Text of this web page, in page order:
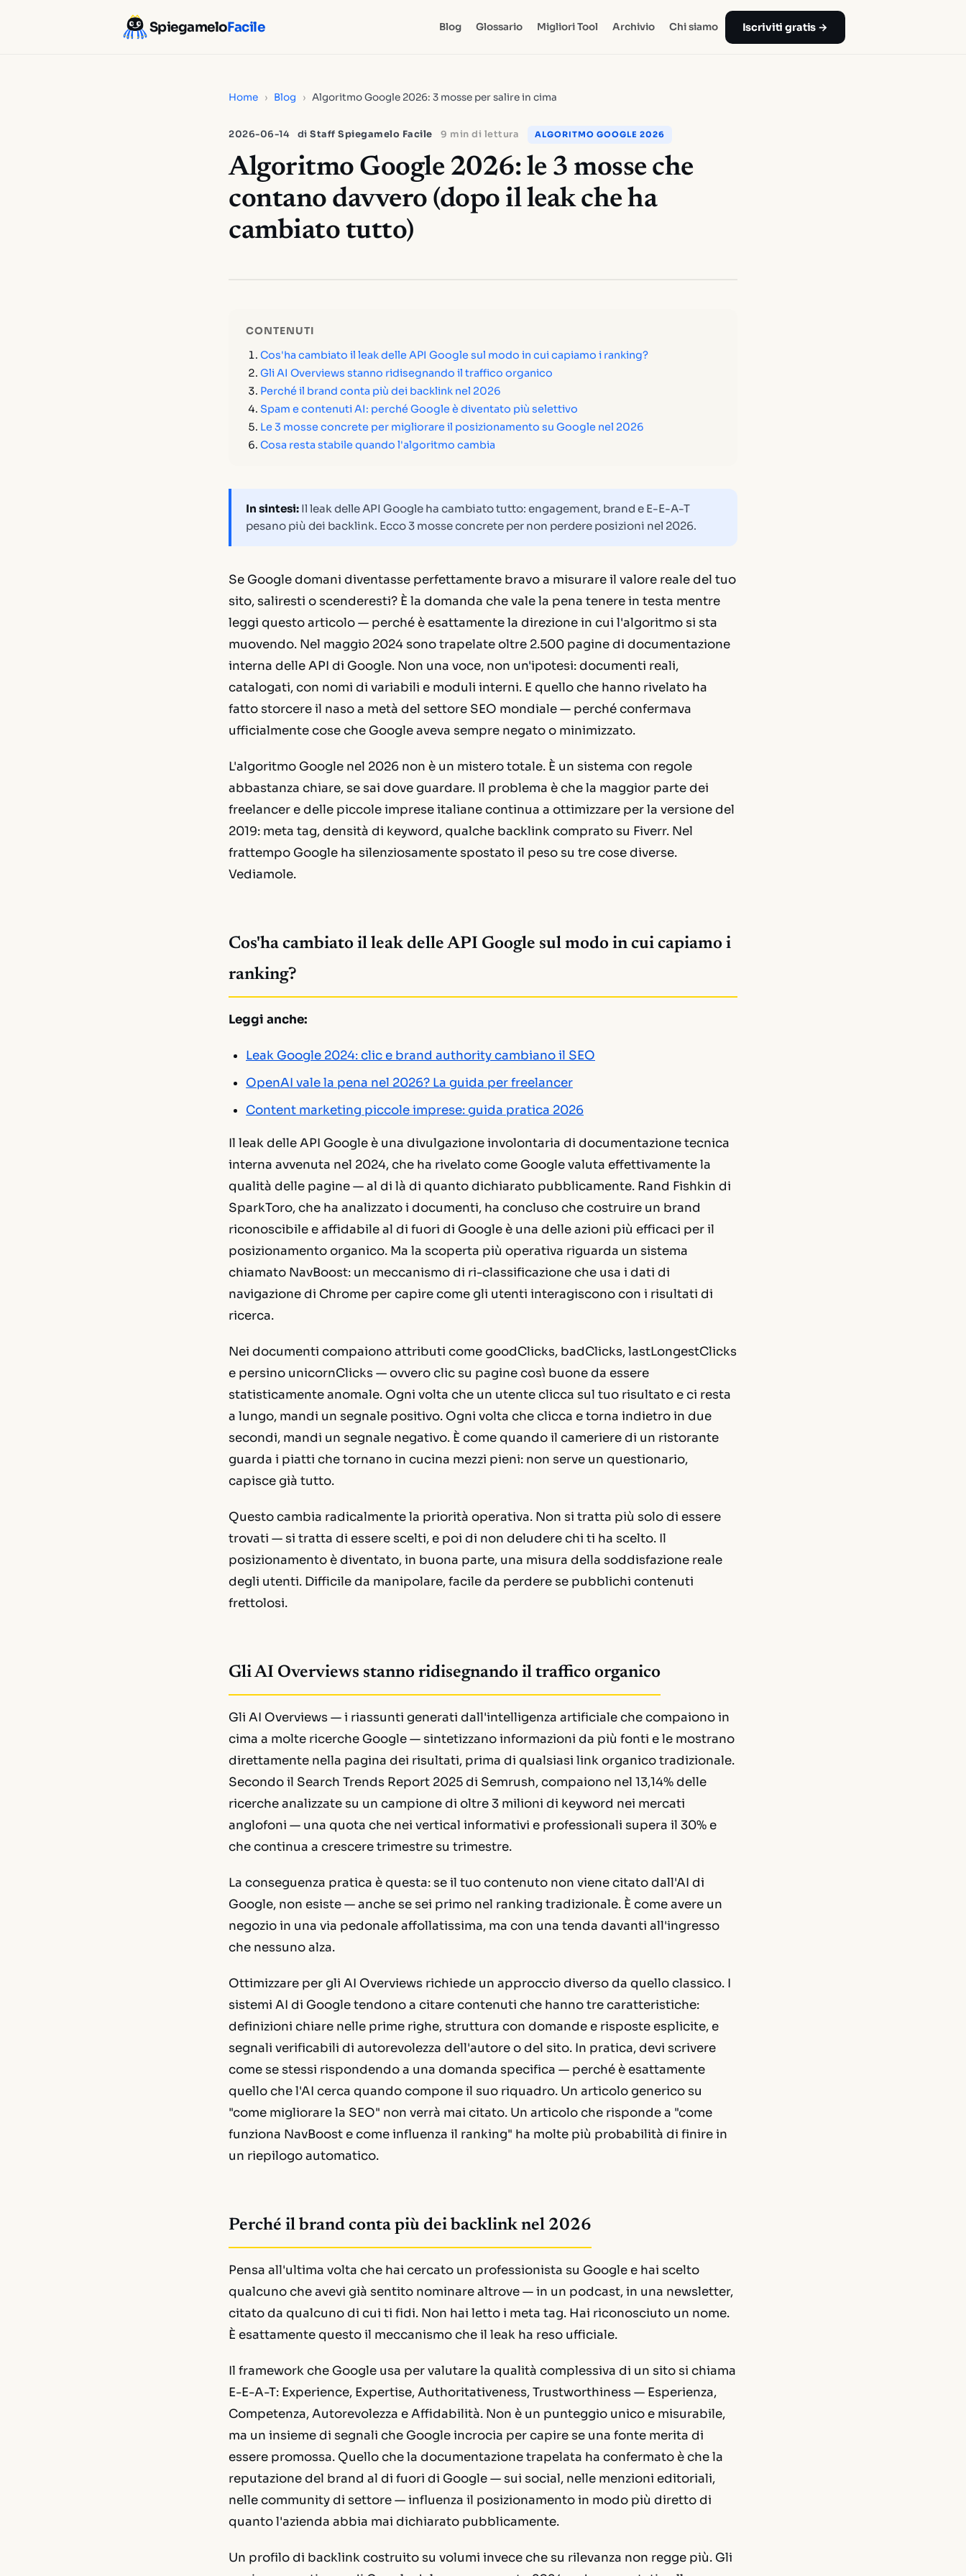
SpiegameloFacile Blog Glossario Migliori Tool Archivio Chi siamo Iscriviti gratis →
Home › Blog › Algoritmo Google 2026: 3 mosse per salire in cima
2026-06-14 di Staff Spiegamelo Facile 9 min di lettura ALGORITMO GOOGLE 2026
Algoritmo Google 2026: le 3 mosse che
contano davvero (dopo il leak che ha
cambiato tutto)
CONTENUTI
Cos'ha cambiato il leak delle API Google sul modo in cui capiamo i ranking?
Gli AI Overviews stanno ridisegnando il traffico organico
Perché il brand conta più dei backlink nel 2026
Spam e contenuti AI: perché Google è diventato più selettivo
Le 3 mosse concrete per migliorare il posizionamento su Google nel 2026
Cosa resta stabile quando l'algoritmo cambia
In sintesi: Il leak delle API Google ha cambiato tutto: engagement, brand e E-E-A-T
pesano più dei backlink. Ecco 3 mosse concrete per non perdere posizioni nel 2026.
Se Google domani diventasse perfettamente bravo a misurare il valore reale del tuo
sito, saliresti o scenderesti? È la domanda che vale la pena tenere in testa mentre
leggi questo articolo — perché è esattamente la direzione in cui l'algoritmo si sta
muovendo. Nel maggio 2024 sono trapelate oltre 2.500 pagine di documentazione
interna delle API di Google. Non una voce, non un'ipotesi: documenti reali,
catalogati, con nomi di variabili e moduli interni. E quello che hanno rivelato ha
fatto storcere il naso a metà del settore SEO mondiale — perché confermava
ufficialmente cose che Google aveva sempre negato o minimizzato.
L'algoritmo Google nel 2026 non è un mistero totale. È un sistema con regole
abbastanza chiare, se sai dove guardare. Il problema è che la maggior parte dei
freelancer e delle piccole imprese italiane continua a ottimizzare per la versione del
2019: meta tag, densità di keyword, qualche backlink comprato su Fiverr. Nel
frattempo Google ha silenziosamente spostato il peso su tre cose diverse.
Vediamole.
Cos'ha cambiato il leak delle API Google sul modo in cui capiamo i
ranking?
Leggi anche:
Leak Google 2024: clic e brand authority cambiano il SEO
OpenAI vale la pena nel 2026? La guida per freelancer
Content marketing piccole imprese: guida pratica 2026
Il leak delle API Google è una divulgazione involontaria di documentazione tecnica
interna avvenuta nel 2024, che ha rivelato come Google valuta effettivamente la
qualità delle pagine — al di là di quanto dichiarato pubblicamente. Rand Fishkin di
SparkToro, che ha analizzato i documenti, ha concluso che costruire un brand
riconoscibile e affidabile al di fuori di Google è una delle azioni più efficaci per il
posizionamento organico. Ma la scoperta più operativa riguarda un sistema
chiamato NavBoost: un meccanismo di ri-classificazione che usa i dati di
navigazione di Chrome per capire come gli utenti interagiscono con i risultati di
ricerca.
Nei documenti compaiono attributi comegoodClicks, badClicks,lastLongestClicks
e persino unicornClicks— ovvero clic su pagine così buone da essere
statisticamente anomale. Ogni volta che un utente clicca sul tuo risultato e ci resta
a lungo, mandi un segnale positivo. Ogni volta che clicca e torna indietro in due
secondi, mandi un segnale negativo. È come quando il cameriere di un ristorante
guarda i piatti che tornano in cucina mezzi pieni: non serve un questionario,
capisce già tutto.
Questo cambia radicalmente la priorità operativa. Non si tratta più solo di essere
trovati — si tratta di essere scelti, e poi di non deludere chi ti ha scelto. Il
posizionamento è diventato, in buona parte, una misura della soddisfazione reale
degli utenti. Difficile da manipolare, facile da perdere se pubblichi contenuti
frettolosi.
Gli AI Overviews stanno ridisegnando il traffico organico
Gli AI Overviews — i riassunti generati dall'intelligenza artificiale che compaiono in
cima a molte ricerche Google — sintetizzano informazioni da più fonti e le mostrano
direttamente nella pagina dei risultati, prima di qualsiasi link organico tradizionale.
Secondo il Search Trends Report 2025 di Semrush, compaiono nel 13,14% delle
ricerche analizzate su un campione di oltre 3 milioni di keyword nei mercati
anglofoni — una quota che nei vertical informativi e professionali supera il 30% e
che continua a crescere trimestre su trimestre.
La conseguenza pratica è questa: se il tuo contenuto non viene citato dall'AI di
Google, non esiste — anche se sei primo nel ranking tradizionale. È come avere un
negozio in una via pedonale affollatissima, ma con una tenda davanti all'ingresso
che nessuno alza.
Ottimizzare per gli AI Overviews richiede un approccio diverso da quello classico. I
sistemi AI di Google tendono a citare contenuti che hanno tre caratteristiche:
definizioni chiare nelle prime righe, struttura con domande e risposte esplicite, e
segnali verificabili di autorevolezza dell'autore o del sito. In pratica, devi scrivere
come se stessi rispondendo a una domanda specifica — perché è esattamente
quello che l'AI cerca quando compone il suo riquadro. Un articolo generico su
"come migliorare la SEO" non verrà mai citato. Un articolo che risponde a "come
funziona NavBoost e come influenza il ranking" ha molte più probabilità di finire in
un riepilogo automatico.
Perché il brand conta più dei backlink nel 2026
Pensa all'ultima volta che hai cercato un professionista su Google e hai scelto
qualcuno che avevi già sentito nominare altrove — in un podcast, in una newsletter,
citato da qualcuno di cui ti fidi. Non hai letto i meta tag. Hai riconosciuto un nome.
È esattamente questo il meccanismo che il leak ha reso ufficiale.
Il framework che Google usa per valutare la qualità complessiva di un sito si chiama
E-E-A-T: Experience, Expertise, Authoritativeness, Trustworthiness — Esperienza,
Competenza, Autorevolezza e Affidabilità. Non è un punteggio unico e misurabile,
ma un insieme di segnali che Google incrocia per capire se una fonte merita di
essere promossa. Quello che la documentazione trapelata ha confermato è che la
reputazione del brand al di fuori di Google — sui social, nelle menzioni editoriali,
nelle community di settore — influenza il posizionamento in modo più diretto di
quanto l'azienda abbia mai dichiarato pubblicamente.
Un profilo di backlink costruito su volumi invece che su rilevanza non regge più. Gli